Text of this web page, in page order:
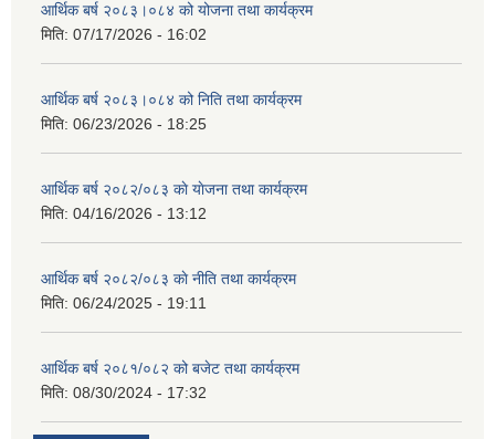
आर्थिक बर्ष २०८३।०८४ को योजना तथा कार्यक्रम
मिति: 07/17/2026 - 16:02
आर्थिक बर्ष २०८३।०८४ को निति तथा कार्यक्रम
मिति: 06/23/2026 - 18:25
आर्थिक बर्ष २०८२/०८३ काे याेजना तथा कार्यक्रम
मिति: 04/16/2026 - 13:12
आर्थिक बर्ष २०८२/०८३ काे नीति तथा कार्यक्रम
मिति: 06/24/2025 - 19:11
आर्थिक बर्ष २०८१/०८२ को बजेट तथा कार्यक्रम
मिति: 08/30/2024 - 17:32